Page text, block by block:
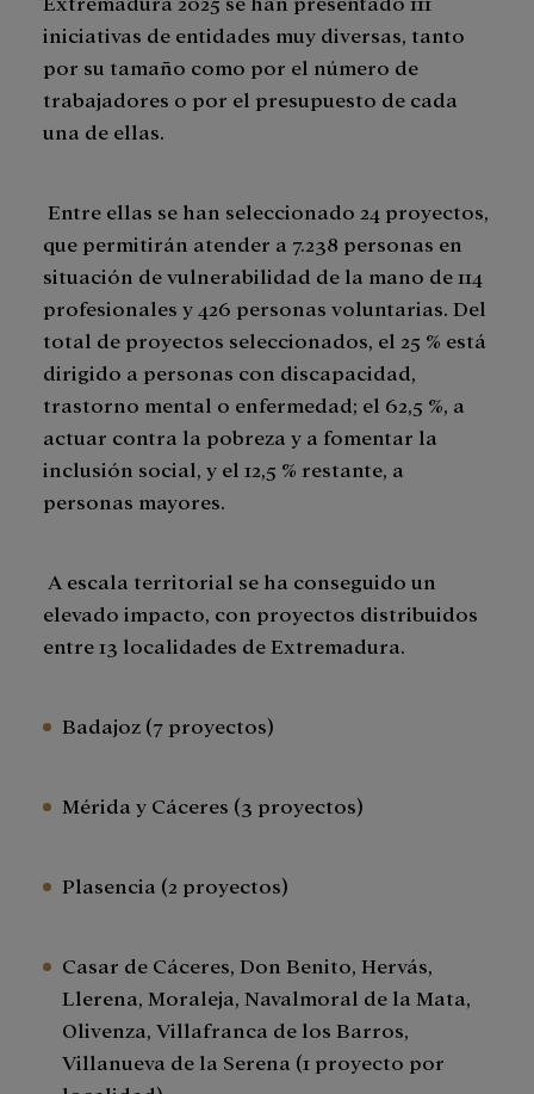
iniciativas de entidades muy diversas, tanto
por su tamaño como por el número de
trabajadores o por el presupuesto de cada
una de ellas.
Entre ellas se han seleccionado 24 proyectos,
que permitirán atender a 7.238 personas en
situación de vulnerabilidad de la mano de 114
profesionales y 426 personas voluntarias. Del
total de proyectos seleccionados, el 25 % está
dirigido a personas con discapacidad,
trastorno mental o enfermedad; el 62,5 %, a
actuar contra la pobreza y a fomentar la
inclusión social, y el 12,5 % restante, a
personas mayores.
A escala territorial se ha conseguido un
elevado impacto, con proyectos distribuidos
entre 13 localidades de Extremadura.
Badajoz (7 proyectos)
Mérida y Cáceres (3 proyectos)
Plasencia (2 proyectos)
Casar de Cáceres, Don Benito, Hervás,
Llerena, Moraleja, Navalmoral de la Mata,
Olivenza, Villafranca de los Barros,
Villanueva de la Serena (1 proyecto por